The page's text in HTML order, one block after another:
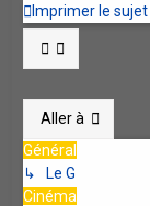
Imprimer le sujet
Aller à
Général
↳ Le G
Cinéma